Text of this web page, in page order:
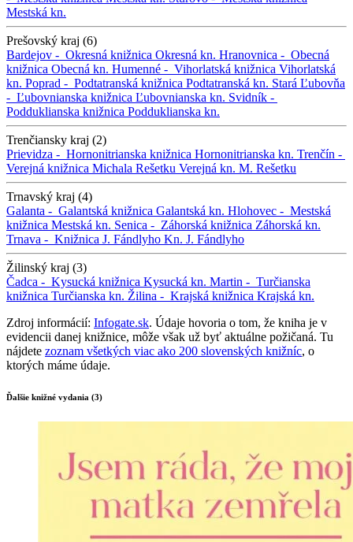
Mestská kn.
Prešovský kraj (6)
Bardejov - Okresná knižnica Okresná kn. Hranovnica - Obecná
knižnica Obecná kn. Humenné - Vihorlatská knižnica Vihorlatská
kn. Poprad - Podtatranská knižnica Podtatranská kn. Stará Ľubovňa
- Ľubovnianska knižnica Ľubovnianska kn. Svidník -
Podduklianska knižnica Podduklianska kn.
Trenčiansky kraj (2)
Prievidza - Hornonitrianska knižnica Hornonitrianska kn. Trenčín -
Verejná knižnica Michala Rešetku Verejná kn. M. Rešetku
Trnavský kraj (4)
Galanta - Galantská knižnica Galantská kn. Hlohovec - Mestská
knižnica Mestská kn. Senica - Záhorská knižnica Záhorská kn.
Trnava - Knižnica J. Fándlyho Kn. J. Fándlyho
Žilinský kraj (3)
Čadca - Kysucká knižnica Kysucká kn. Martin - Turčianska
knižnica Turčianska kn. Žilina - Krajská knižnica Krajská kn.
Zdroj informácií: Infogate.sk. Údaje hovoria o tom, že kniha je v
evidencii danej knižnice, môže však už byť aktuálne požičaná. Tu
nájdete zoznam všetkých viac ako 200 slovenských knižníc, o
ktorých máme údaje.
Ďalšie knižné vydania (3)